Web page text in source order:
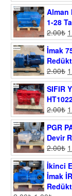
Alman
1-28
2.00₺
İmak
2.00₺
SIFIR
2.00₺
PGR
Devir
2.00₺
İkinci
İmak